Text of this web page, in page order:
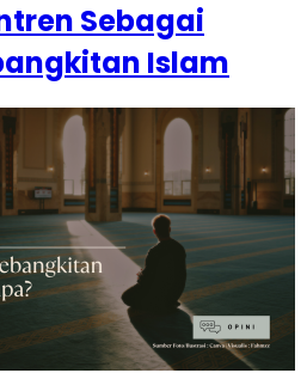
Sebagai
Islam